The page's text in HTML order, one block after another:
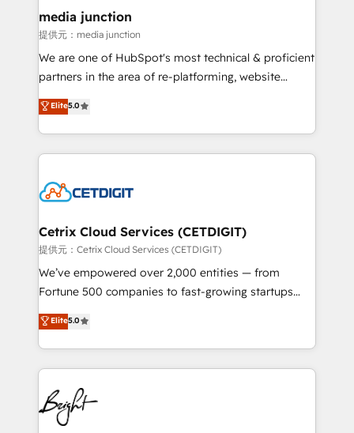
Mexico, USA, and Portugal—we've executed over a
hundred successful operations. Our approach,
rooted in RevOps principles, integrates analysis,
training, planning, and qualification. Leveraging
inbound marketing tactics, we focus on
understanding, nurturing, and converting leads.
competitive market.
media junction
提供元：media junction
We are one of HubSpot's most technical & proficient
partners in the area of re-platforming, website
design & development. We specialize in multi-hub
implementations for mid-market & enterprise
companies. We are woman-owned, powered by
coffee, and we ❤️ dogs. We produce award-winning
Impact Award 🏆2022 Technical Expertise Impact
Award 🏆2020 Elite Solutions Partner 🏆2019
Integrations HubSpot Impact Award 🏆2019
Marketing Enablement HubSpot Impact Award 🏆
2018 Website Design HubSpot Impact Award 🏆2017
Growth-Driven Design Agency of the Year 🏆2016
Sales Enablement HubSpot Impact Award 🏆2015
HubSpot COS Performance Award 🏆2014 HubSpot
COS Design Award 🏆2013 HubSpot Marketplace
Elite5.0
Cetrix Cloud Services (CETDIGIT)
提供元：Cetrix Cloud Services (CETDIGIT)
We’ve empowered over 2,000 entities — from
Fortune 500 companies to fast-growing startups
and nonprofits — to streamline operations, scale
revenue, and unlock the full potential of HubSpot.
With deep technical and industry expertise, we fuse
automation, integration, and AI innovation to deliver
lasting impact. We specialize in: • Turnkey and end-
to-end HubSpot implementations • Onboarding for
Sales, Service, Marketing & Content Hubs • AI voice
Elite5.0